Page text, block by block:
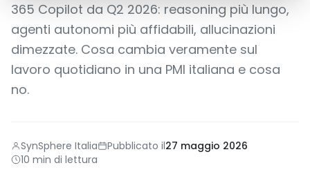
365 Copilot da Q2 2026: reasoning più lungo,
agenti autonomi più affidabili, allucinazioni
dimezzate. Cosa cambia veramente sul
lavoro quotidiano in una PMI italiana e cosa
no.
SynSphere Italia Pubblicato il27 maggio 2026
10 min di lettura